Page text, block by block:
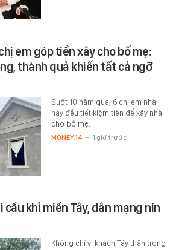
em góp tiền xây cho bố mẹ:
thành quả khiến tất cả ngỡ
Suốt 10 năm qua, 6 chị em nhà
này đều tiết kiệm tiền để xây nhà
cho bố mẹ.
MONEY.14 - 1 giờ trước
cầu khỉ miền Tây, dân mạng nín
Không chỉ vị khách Tây thận trọng